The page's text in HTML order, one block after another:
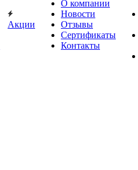
Акции
О компании
Новости
Отзывы
Сертификаты
Контакты